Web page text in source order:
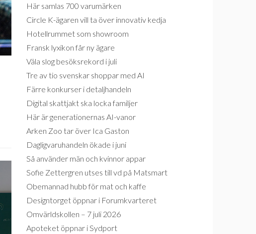
Här samlas 700 varumärken
Circle K-ägaren vill ta över innovativ kedja
Hotellrummet som showroom
Fransk lyxikon får ny ägare
Väla slog besöksrekord i juli
Tre av tio svenskar shoppar med AI
Färre konkurser i detaljhandeln
Digital skattjakt ska locka familjer
Här är generationernas AI-vanor
Arken Zoo tar över Ica Gaston
Dagligvaruhandeln ökade i juni
Så använder män och kvinnor appar
Sofie Zettergren utses till vd på Matsmart
Obemannad hubb för mat och kaffe
Designtorget öppnar i Forumkvarteret
Omvärldskollen – 7 juli 2026
Apoteket öppnar i Sydport